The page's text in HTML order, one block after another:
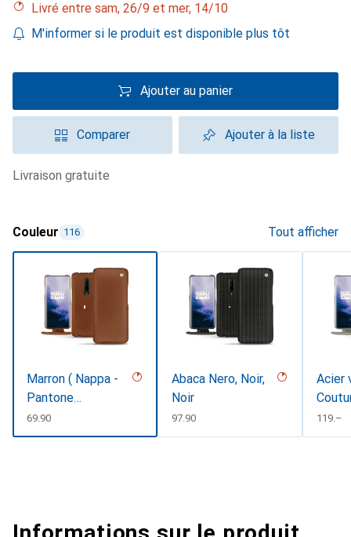
Livré entre sam, 26/9 et mer, 14/10
M'informer si le produit est disponible plus tôt
Ajouter au panier
Comparer Ajouter à la liste
livraison gratuite
Couleur 116 Tout afficher
Marron ( Nappa -
Pantone
#8B4720 )
CHF
69.90
Abaca Nero, Noir,
Noir
CHF
97.90
Acier
CHF
119.–